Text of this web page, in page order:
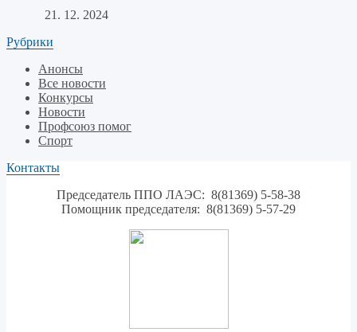
21. 12. 2024
Рубрики
Анонсы
Все новости
Конкурсы
Новости
Профсоюз помог
Спорт
Контакты
Председатель ППО ЛАЭС: 8(81369) 5-58-38
Помощник председателя: 8(81369) 5-57-29